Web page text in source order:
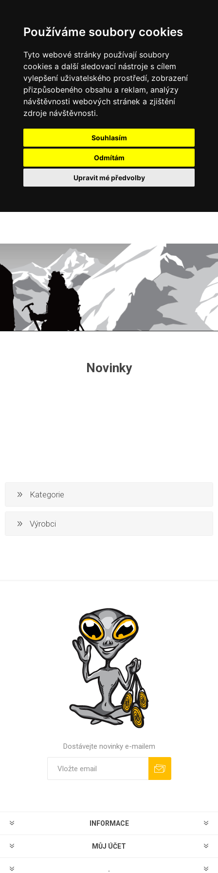
Používáme soubory cookies
Tyto webové stránky používají soubory
cookies a další sledovací nástroje s cílem
vylepšení uživatelského prostředí, zobrazení
přizpůsobeného obsahu a reklam, analýzy
návštěvnosti webových stránek a zjištění
zdroje návštěvnosti.
Souhlasím
Odmítám
Upravit mé předvolby
Novinky
Kategorie
Výrobci
Dostávejte novinky e-mailem
INFORMACE
MŮJ ÚČET
.